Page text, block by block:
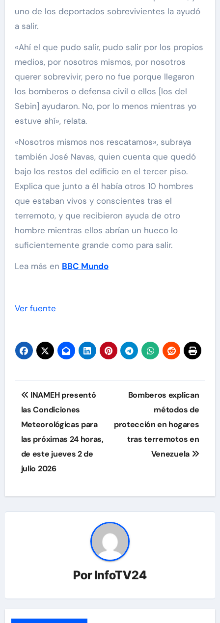
uno de los deportados sobrevivientes la ayudó
a salir.
«Ahí el que pudo salir, pudo salir por los propios
medios, por nosotros mismos, por nosotros
querer sobrevivir, pero no fue porque llegaron
los bomberos o defensa civil o ellos [los del
Sebin] ayudaron. No, por lo menos mientras yo
estuve ahí», relata.
«Nosotros mismos nos rescatamos», subraya
también José Navas, quien cuenta que quedó
bajo los restos del edificio en el tercer piso.
Explica que junto a él había otros 10 hombres
que estaban vivos y conscientes tras el
terremoto, y que recibieron ayuda de otro
hombre mientras ellos abrían un hueco lo
suficientemente grande como para salir.
Lea más en BBC Mundo
Ver fuente
Navegación
de
entradas
INAMEH presentó
las Condiciones
Meteorológicas para
las próximas 24 horas,
de este jueves 2 de
julio 2026
Bomberos explican
métodos de
protección en hogares
tras terremotos en
Venezuela
PorInfoTV24